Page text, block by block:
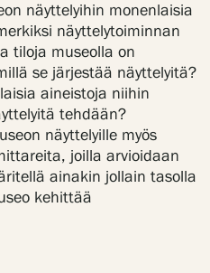
näyttelyihin monenlaisia
näyttelytoiminnan
tiloja museolla on
se järjestää näyttelyitä?
aineistoja niihin
tehdään?
näyttelyille myös
joilla arvioidaan
ainakin jollain tasolla
kehittää